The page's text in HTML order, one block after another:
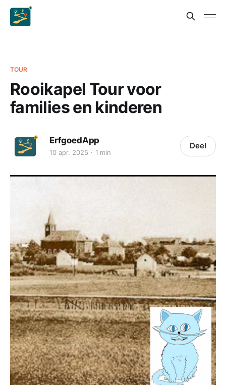
TOUR
Rooikapel Tour voor
families en kinderen
ErfgoedApp
10 apr. 2025 1 min
Deel